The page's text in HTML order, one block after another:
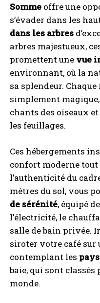
Somme offre une
s’évader dans les
dans les arbres
arbres majestueux,
promettent une vue
environnant, où la
sa splendeur.
simplement
chants des oiseaux
les feuillages.
Ces hébergements
confort moderne
l’authenticité du
mètres du sol, vous
de sérénité, équipé
l’électricité, le
salle de bain privée.
siroter votre café sur
contemplant les
baie, qui sont classés
monde.